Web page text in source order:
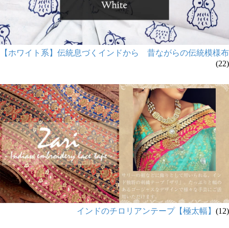
【ホワイト系】伝統息づくインドから 昔ながらの伝統模様布
(22)
インドのチロリアンテープ【極太幅】 (12)